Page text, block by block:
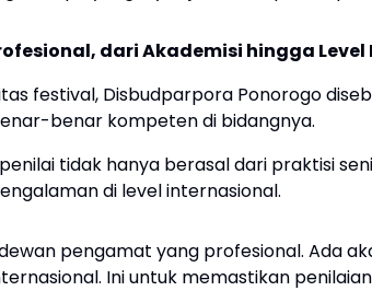
dari Akademisi hingga
festival, Disbudparpora Ponorogo
benar kompeten di bidangnya.
tidak hanya berasal dari praktisi
di level internasional.
pengamat yang profesional. Ada
Ini untuk memastikan